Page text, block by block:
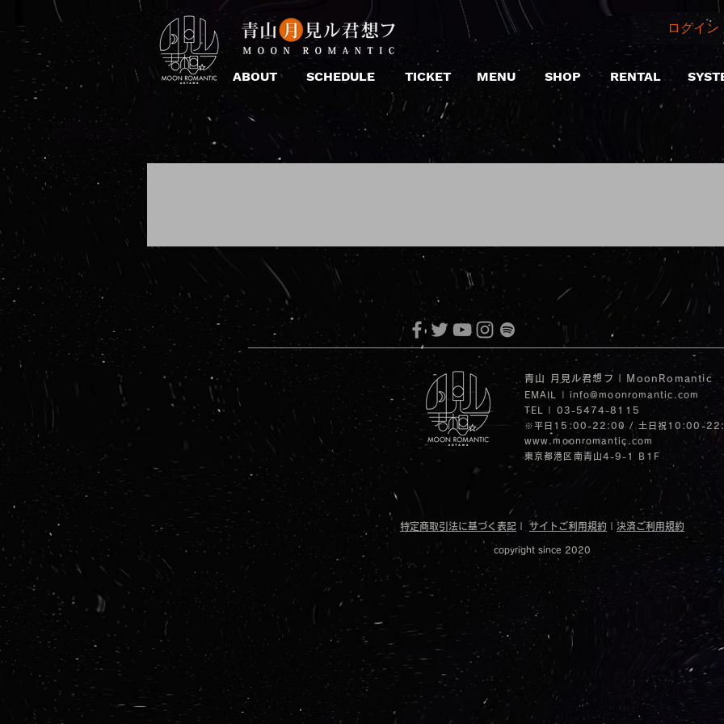
ABOUT SCHEDULE TICKET MENU SHOP
ログイ
RENTAL
青山 月見ル君想フ | MoonRomantic
EMAIL |
info@moonromantic.com
TEL | 03-5474-8115
※平日15:00-22:00 / 土日祝10:00-
www.moonromantic.com
​東京都港区南青山4-9-1 B1F
特定商取引法に基づく表記 | サイトご利用規約 決済ご利用規約
copyright since 2020